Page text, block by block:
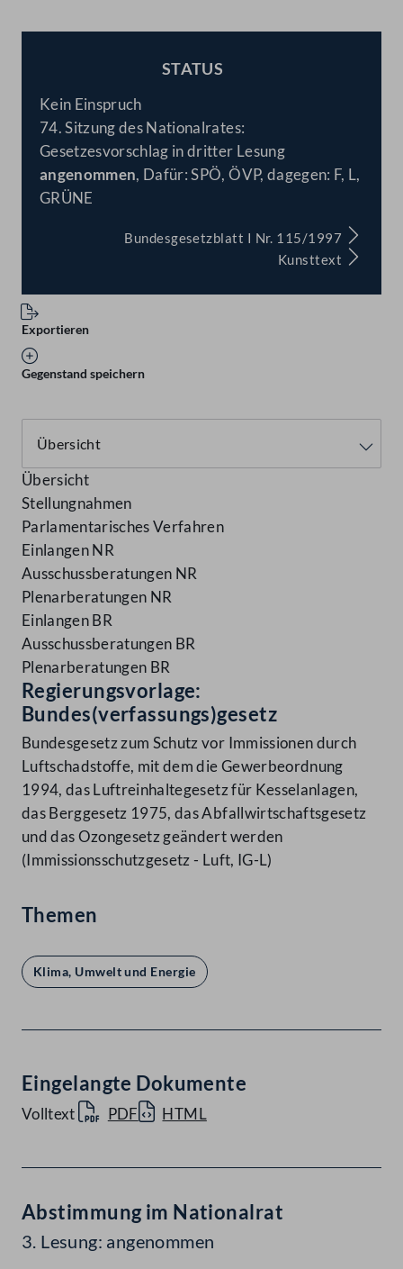
STATUS
Kein Einspruch
74. Sitzung des Nationalrates:
Gesetzesvorschlag in dritter Lesung
angenommen, Dafür: SPÖ, ÖVP, dagegen: F, L,
GRÜNE
Bundesgesetzblatt I Nr. 115/1997
Kunsttext
Exportieren
Gegenstand speichern
Übersicht
Stellungnahmen
Parlamentarisches Verfahren
Einlangen NR
Ausschussberatungen NR
Plenarberatungen NR
Einlangen BR
Ausschussberatungen BR
Plenarberatungen BR
Regierungsvorlage:
Bundes(verfassungs)gesetz
Bundesgesetz zum Schutz vor Immissionen durch
Luftschadstoffe, mit dem die Gewerbeordnung
1994, das Luftreinhaltegesetz für Kesselanlagen,
das Berggesetz 1975, das Abfallwirtschaftsgesetz
und das Ozongesetz geändert werden
(Immissionsschutzgesetz - Luft, IG-L)
Themen
Klima, Umwelt und Energie
Eingelangte Dokumente
Volltext PDF HTML
Abstimmung im Nationalrat
3. Lesung: angenommen